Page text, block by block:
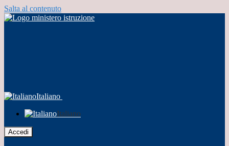
Salta al contenuto
Italiano
Italiano
Accedi